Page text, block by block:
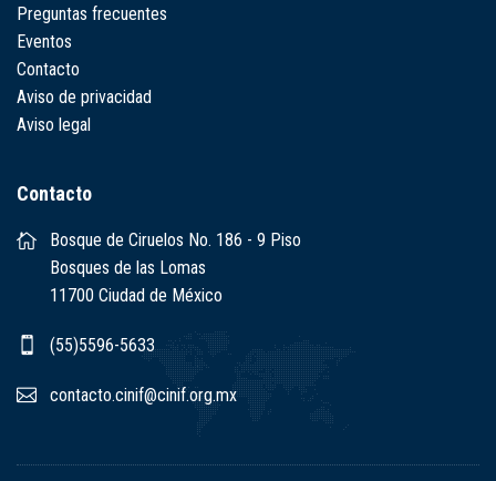
Preguntas frecuentes
Eventos
Contacto
Aviso de privacidad
Aviso legal
Contacto
Bosque de Ciruelos No. 186 - 9 Piso
Bosques de las Lomas
11700 Ciudad de México
(55)5596-5633
contacto.cinif@cinif.org.mx